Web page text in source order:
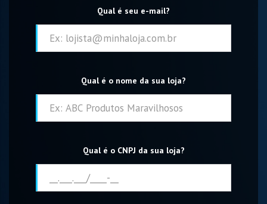
Qual é seu e-mail?
Qual é o nome da sua loja?
Qual é o CNPJ da sua loja?